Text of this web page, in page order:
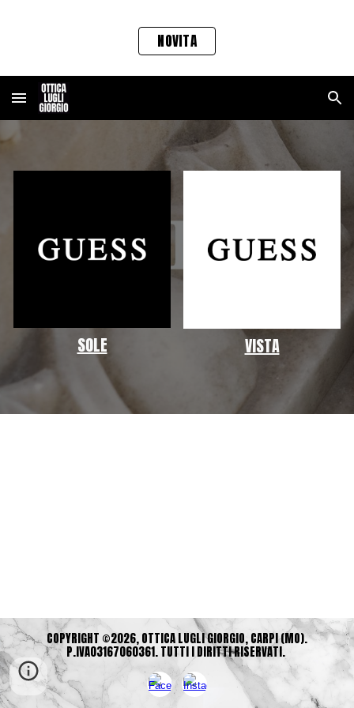
NOVITA
SOLE VISTA
COPYRIGHT ©2026, OTTICA LUGLI GIORGIO, CARPI (MO).
P.IVA03167060361. TUTTI I DIRITTI RISERVATI.